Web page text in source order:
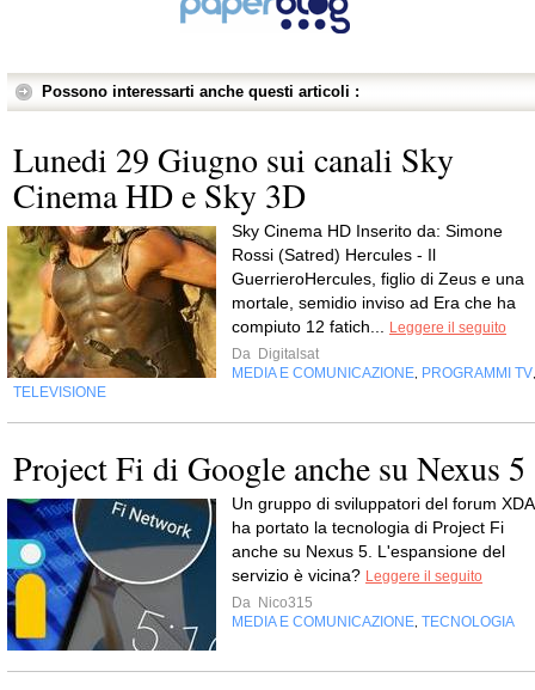
Possono interessarti anche questi articoli :
Lunedi 29 Giugno sui canali Sky
Cinema HD e Sky 3D
Sky Cinema HD Inserito da: Simone
Rossi (Satred) Hercules - Il
GuerrieroHercules, figlio di Zeus e una
mortale, semidio inviso ad Era che ha
compiuto 12 fatich...
Leggere il seguito
Da Digitalsat
MEDIA E COMUNICAZIONE PROGRAMMI TV
TELEVISIONE
Project Fi di Google anche su Nexus 5
Un gruppo di sviluppatori del forum XDA
ha portato la tecnologia di Project Fi
anche su Nexus 5. L'espansione del
servizio è vicina? Leggere il seguito
Da Nico315
MEDIA E COMUNICAZIONE TECNOLOGIA